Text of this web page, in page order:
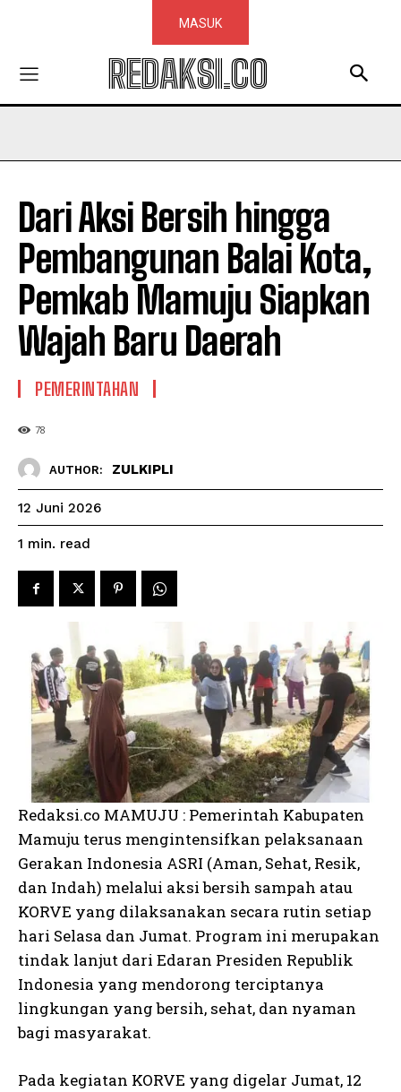
MASUK
REDAKSI.CO
Dari Aksi Bersih hingga
Pembangunan Balai Kota,
Pemkab Mamuju Siapkan
Wajah Baru Daerah
PEMERINTAHAN
78
AUTHOR: ZULKIPLI
12 Juni 2026
1 min. read
Redaksi.co MAMUJU : Pemerintah Kabupaten
Mamuju terus mengintensifkan pelaksanaan
Gerakan Indonesia ASRI (Aman, Sehat, Resik,
dan Indah) melalui aksi bersih sampah atau
KORVE yang dilaksanakan secara rutin setiap
hari Selasa dan Jumat. Program ini merupakan
tindak lanjut dari Edaran Presiden Republik
Indonesia yang mendorong terciptanya
lingkungan yang bersih, sehat, dan nyaman
bagi masyarakat.
Pada kegiatan KORVE yang digelar Jumat, 12